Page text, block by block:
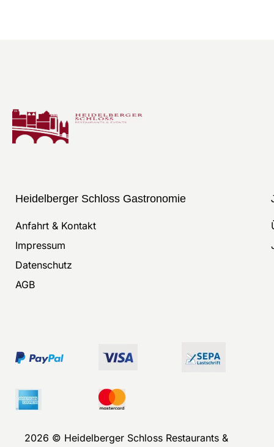
Heidelberger Schloss Gastronomie
Anfahrt & Kontakt
Impressum
Datenschutz
AGB
2026 © Heidelberger Schloss Restaurants &